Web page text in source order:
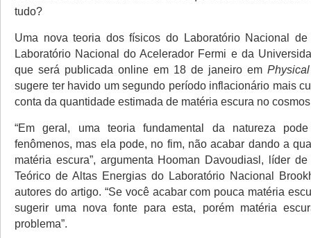
tudo?
Uma nova teoria dos físicos do Laboratório Nacional de
Laboratório Nacional do Acelerador Fermi e da
que será publicada online em 18 de janeiro em
sugere ter havido um segundo período inflacionário mais
conta da quantidade estimada de matéria escura no
“Em geral, uma teoria fundamental da natureza
fenômenos, mas ela pode, no fim, não acabar dando a
matéria escura”, argumenta Hooman Davoudiasl, líder
Teórico de Altas Energias do Laboratório Nacional
autores do artigo. “Se você acabar com pouca matéria
sugerir uma nova fonte para esta, porém matéria
problema”.